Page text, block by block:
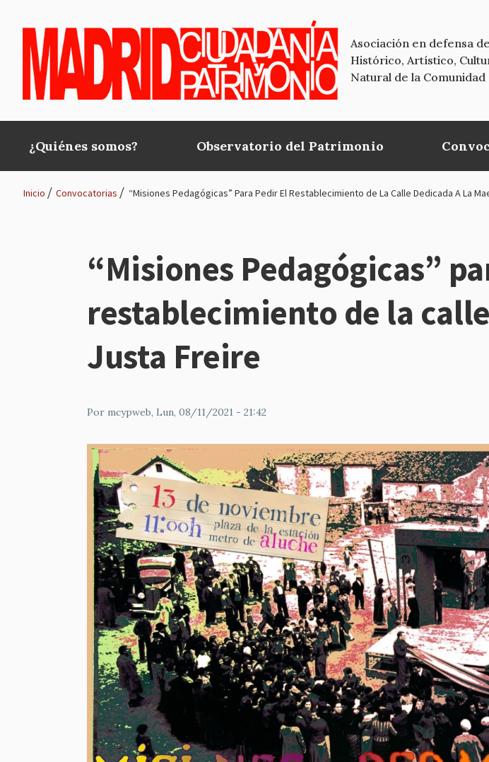
Asociación en defensa
Histórico, Artístico,
Natural de la
Main
navigation
¿Quiénes somos? Observatorio del Patrimonio
Inicio Convocatorias “Misiones Pedagógicas” Para Pedir El Restablecimiento de La Calle Dedicada A La
“Misiones Pedagógicas”
restablecimiento de la
Justa Freire
Por mcypweb, Lun, 08/11/2021 - 21:42